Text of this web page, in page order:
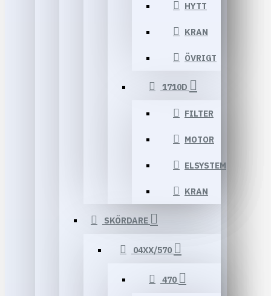
HYTT
KRAN
ÖVRIGT
1710D
FILTER
MOTOR
ELSYSTEM
KRAN
SKÖRDARE
04XX/570
470